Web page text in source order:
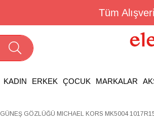
Tüm
KADIN ERKEK ÇOCUK MARKALAR
GÜNEŞ GÖZLÜĞÜ MICHAEL KORS MK5004